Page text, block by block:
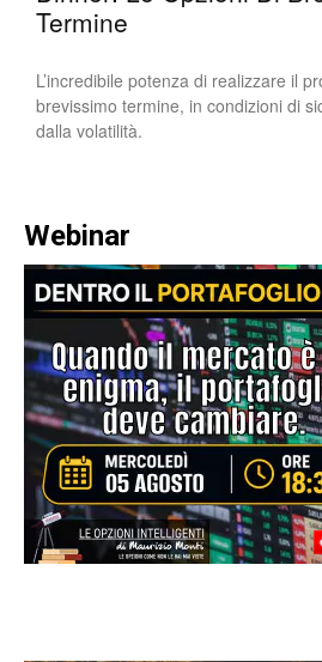
Termine
L’incredibile potenza di realizzare il
brevissimo termine, in condizioni di
dalla volatilità.
Webinar